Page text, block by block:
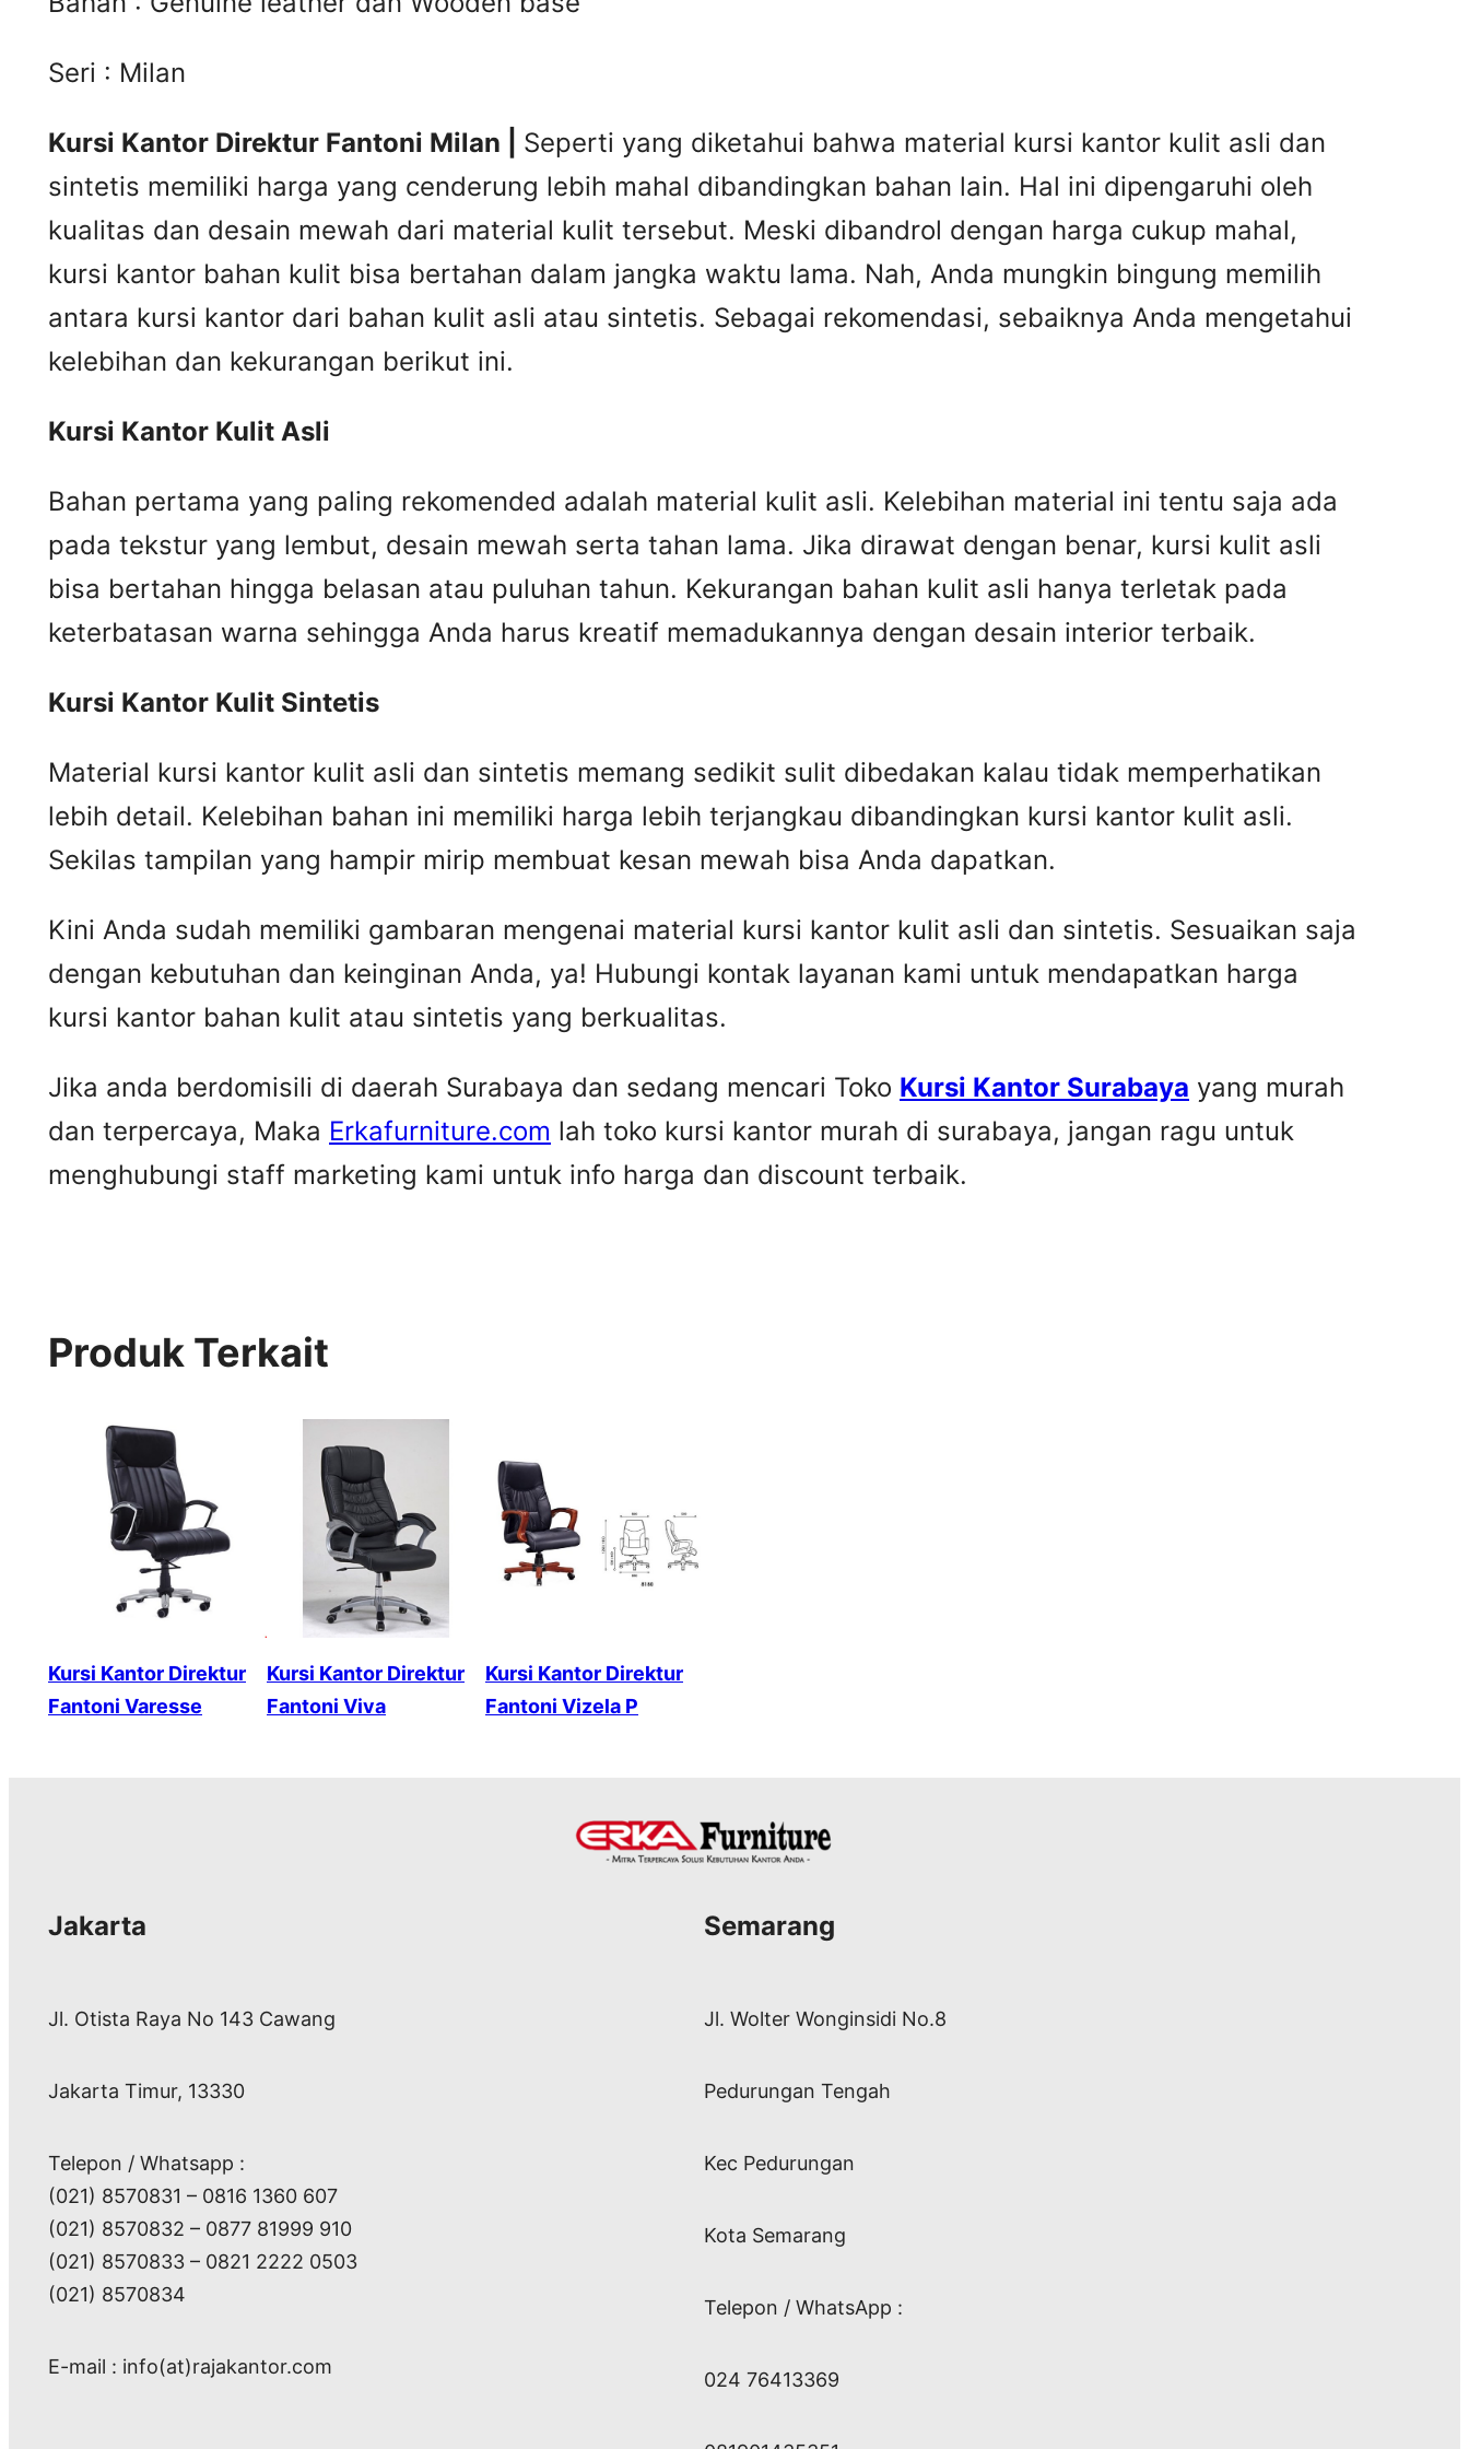
Seri : Milan
Kursi Kantor Direktur Fantoni Milan | Seperti yang diketahui bahwa material kursi kantor kulit asli dan
sintetis memiliki harga yang cenderung lebih mahal dibandingkan bahan lain. Hal ini dipengaruhi oleh
kualitas dan desain mewah dari material kulit tersebut. Meski dibandrol dengan harga cukup mahal,
kursi kantor bahan kulit bisa bertahan dalam jangka waktu lama. Nah, Anda mungkin bingung memilih
antara kursi kantor dari bahan kulit asli atau sintetis. Sebagai rekomendasi, sebaiknya Anda mengetahui
kelebihan dan kekurangan berikut ini.
Kursi Kantor Kulit Asli
Bahan pertama yang paling rekomended adalah material kulit asli. Kelebihan material ini tentu saja ada
pada tekstur yang lembut, desain mewah serta tahan lama. Jika dirawat dengan benar, kursi kulit asli
bisa bertahan hingga belasan atau puluhan tahun. Kekurangan bahan kulit asli hanya terletak pada
keterbatasan warna sehingga Anda harus kreatif memadukannya dengan desain interior terbaik.
Kursi Kantor Kulit Sintetis
Material kursi kantor kulit asli dan sintetis memang sedikit sulit dibedakan kalau tidak memperhatikan
lebih detail. Kelebihan bahan ini memiliki harga lebih terjangkau dibandingkan kursi kantor kulit asli.
Sekilas tampilan yang hampir mirip membuat kesan mewah bisa Anda dapatkan.
Kini Anda sudah memiliki gambaran mengenai material kursi kantor kulit asli dan sintetis. Sesuaikan saja
dengan kebutuhan dan keinginan Anda, ya! Hubungi kontak layanan kami untuk mendapatkan harga
kursi kantor bahan kulit atau sintetis yang berkualitas.
Jika anda berdomisili di daerah Surabaya dan sedang mencari Toko Kursi Kantor Surabaya yang murah
dan terpercaya, Maka Erkafurniture.com lah toko kursi kantor murah di surabaya, jangan ragu untuk
menghubungi staff marketing kami untuk info harga dan discount terbaik.
Produk Terkait
Kursi Kantor Direktur
Fantoni Varesse
Kursi Kantor Direktur
Fantoni Viva
Kursi Kantor Direktur
Fantoni Vizela P
Jakarta
Jl. Otista Raya No 143 Cawang
Jakarta Timur, 13330
Telepon / Whatsapp :
(021) 8570831 – 0816 1360 607
(021) 8570832 – 0877 81999 910
(021) 8570833 – 0821 2222 0503
(021) 8570834
E-mail : info(at)rajakantor.com
Semarang
Jl. Wolter Wonginsidi No.8
Pedurungan Tengah
Kec Pedurungan
Kota Semarang
Telepon / WhatsApp :
024 76413369